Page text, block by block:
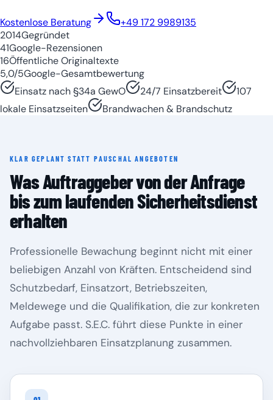
Kostenlose Beratung
+49 172 9989135
2014Gegründet
41Google-Rezensionen
16Öffentliche Originaltexte
5,0/5Google-Gesamtbewertung
Einsatz nach §34a GewO
24/7 Einsatzbereit
107
lokale Einsatzseiten
Brandwachen & Brandschutz
KLAR GEPLANT STATT PAUSCHAL ANGEBOTEN
Was Auftraggeber von der Anfrage
bis zum laufenden Sicherheitsdienst
erhalten
Professionelle Bewachung beginnt nicht mit einer
beliebigen Anzahl von Kräften. Entscheidend sind
Schutzbedarf, Einsatzort, Betriebszeiten,
Meldewege und die Qualifikation, die zur konkreten
Aufgabe passt. S.E.C. führt diese Punkte in einer
nachvollziehbaren Einsatzplanung zusammen.